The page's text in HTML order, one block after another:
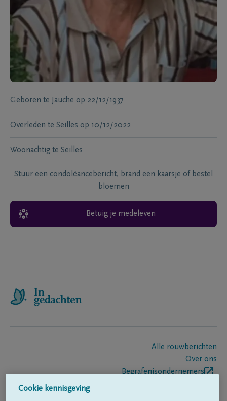
Geboren te Jauche op 22/12/1937
Overleden te Seilles op 10/12/2022
Woonachtig te Seilles
Stuur een condoléancebericht, brand een kaarsje of bestel
bloemen
Betuig je medeleven
Alle rouwberichten
Over ons
Begrafenisondernemers
Cookie kennisgeving